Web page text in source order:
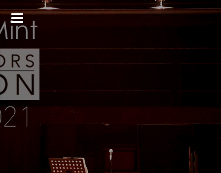
ン
テ
ン
ツ
へ
ス
キ
ッ
プ